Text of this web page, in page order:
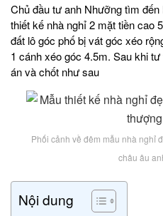
Chủ đầu tư anh Nhưỡng tìm
thiết kế nhà nghỉ 2 mặt tiền cao
đất lô góc phố bị vát góc xéo
1 cánh xéo góc 4.5m. Sau khi
án và chốt như sau
Phối cảnh về đêm mẫu nhà nghỉ
châu âu
Nội dung